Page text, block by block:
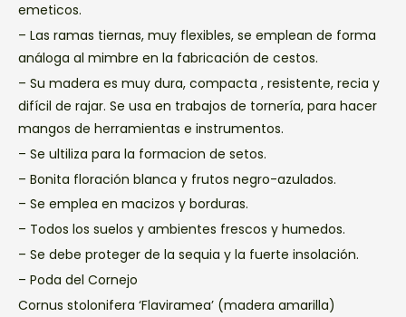
emeticos.
– Las ramas tiernas, muy flexibles, se emplean de forma
análoga al mimbre en la fabricación de cestos.
– Su madera es muy dura, compacta , resistente, recia y
difícil de rajar. Se usa en trabajos de tornería, para hacer
mangos de herramientas e instrumentos.
– Se ultiliza para la formacion de setos.
– Bonita floración blanca y frutos negro-azulados.
– Se emplea en macizos y borduras.
– Todos los suelos y ambientes frescos y humedos.
– Se debe proteger de la sequia y la fuerte insolación.
– Poda del Cornejo
Cornus stolonifera ‘Flaviramea’ (madera amarilla)